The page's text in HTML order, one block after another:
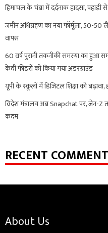
हिमाचल के चंबा में दर्दनाक हादसा,
जमीन अधिग्रहण का नया फॉर्मूला, 50-
वापस
60 वर्ष पुरानी तकनीकी समस्या का हुआ
केवी फीडरों को किया गया अंडरग्राउंड
यूपी के स्कूलों में डिजिटल शिक्षा को बढ़ावा,
विदेश मंत्रालय अब Snapchat पर, जेन-Z
कदम
RECENT
About Us